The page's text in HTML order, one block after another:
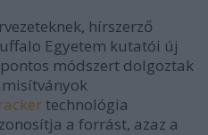
hírszerző
Egyetem kutatói új
módszert dolgoztak
technológia
a forrást, azaz a